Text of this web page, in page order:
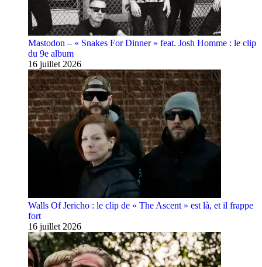
Mastodon – « Snakes For Dinner » feat. Josh Homme : le clip
du 9e album
16 juillet 2026
Walls Of Jericho : le clip de « The Ascent » est là, et il frappe
fort
16 juillet 2026